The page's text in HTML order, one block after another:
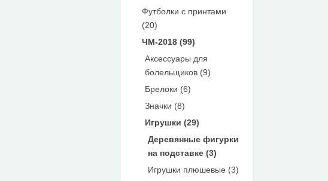
Футболки с принтами
(20)
ЧМ-2018 (99)
Аксессуары для
болельщиков (9)
Брелоки (6)
Значки (8)
Игрушки (29)
Деревянные фигурки
на подставке (3)
Игрушки плюшевые (3)